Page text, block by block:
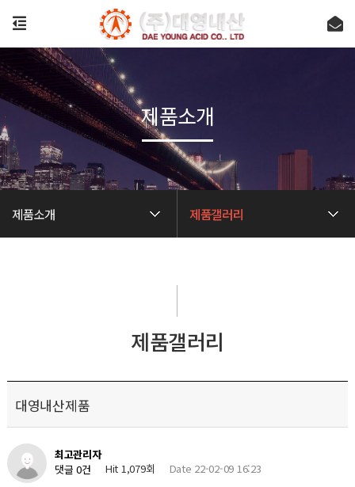
제품소개 제품갤러리
제품소개
제품갤러리
대영내산제품
최고관리자
댓글 0건
Hit 1,079회 Date 22-02-09 16:23